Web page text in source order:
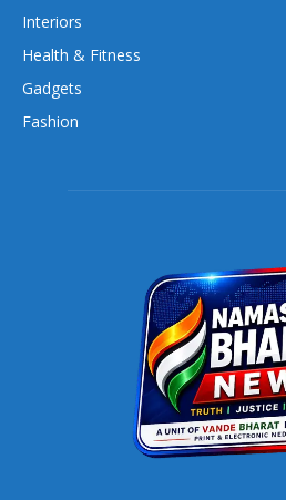
Interiors
Health & Fitness
Gadgets
Fashion